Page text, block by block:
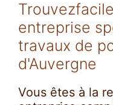
entreprise
travaux de
d'Auvergne
Vous êtes à la